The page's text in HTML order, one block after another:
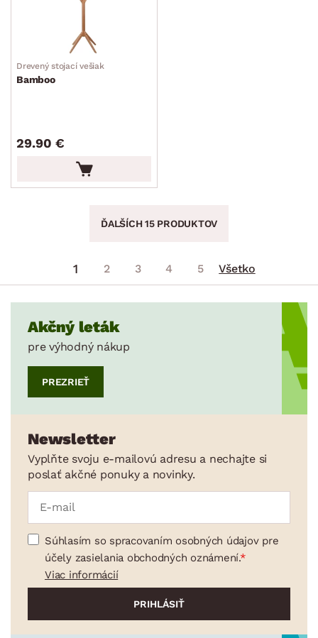
Drevený stojací vešiak
Bamboo
29.90 €
ĎALŠÍCH 15 PRODUKTOV
1 2 3 4 5 Všetko
Akčný leták
pre výhodný nákup
PREZRIEŤ
Newsletter
Vyplňte svoju e-mailovú adresu a nechajte si
poslať akčné ponuky a novinky.
Súhlasím so spracovaním osobných údajov pre
účely zasielania obchodných oznámení.
Viac informácií